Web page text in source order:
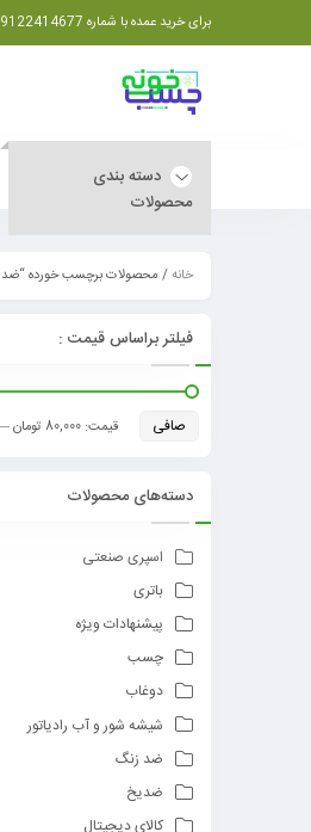
برای خرید عمده با شماره 09122414677 تماس بگیرید
دسته بندی
محصولات
خانه/ محصولات برچسب خورده “ضد
فیلتر براساس قیمت :
صافی قيمت: 80,000 تومان
دسته‌های محصولات
اسپری صنعتی
باتری
پیشنهادات ویژه
چسب
دوغاب
شیشه شور و آب رادیاتور
ضد زنگ
ضدیخ
کالای دیجیتال